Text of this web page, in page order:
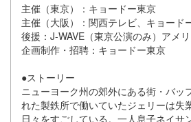
主催（東京）：キョードー東京
主催（大阪）：関西テレビ、キョード
後援：J-WAVE（東京公演のみ）アメ
企画制作・招聘：キョードー東京
●ストーリー
ニューヨーク州の郊外にある街・バッ
れた製鉄所で働いていたジェリーは失
日々をすごしている。一人息子ネイサ